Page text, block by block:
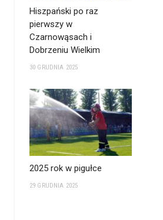
Hiszpański po raz
pierwszy w
Czarnowąsach i
Dobrzeniu Wielkim
30 GRUDNIA 2025
2025 rok w pigułce
29 GRUDNIA 2025